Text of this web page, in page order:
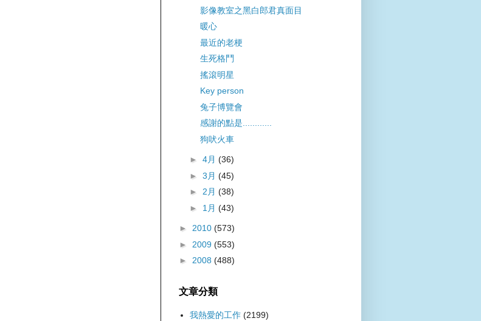
影像教室之黑白郎君真面目
暖心
最近的老梗
生死格鬥
搖滾明星
Key person
兔子博覽會
感謝的點是............
狗吠火車
► 4月 (36)
► 3月 (45)
► 2月 (38)
► 1月 (43)
► 2010 (573)
► 2009 (553)
► 2008 (488)
文章分類
我熱愛的工作 (2199)